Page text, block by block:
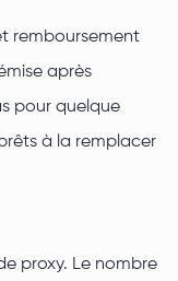
remboursement
après
pour quelque
à la remplacer
proxy. Le nombre